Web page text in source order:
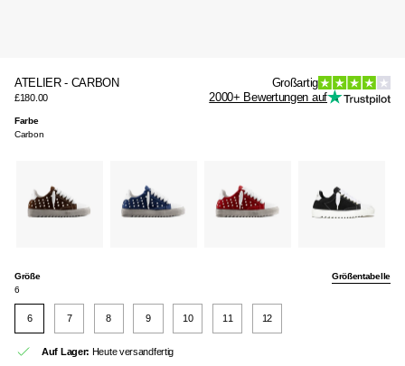
ATELIER - CARBON
Großartig
2000+ Bewertungen auf
£180.00
Farbe
Carbon
Größe
Größentabelle
6
6 7 8 9 10 11 12
Auf Lager: Heute versandfertig